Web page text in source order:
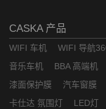
CASKA 产品
WIFI 车机 WIFI 导航
音乐车机
BBA 高端机
漆面保护膜
汽车窗膜
卡仕达 氛围灯
LED灯